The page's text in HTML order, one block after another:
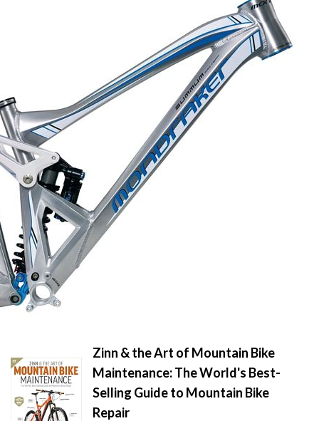
Zinn & the Art of Mountain Bike
Maintenance: The World's Best-
Selling Guide to Mountain Bike
Repair